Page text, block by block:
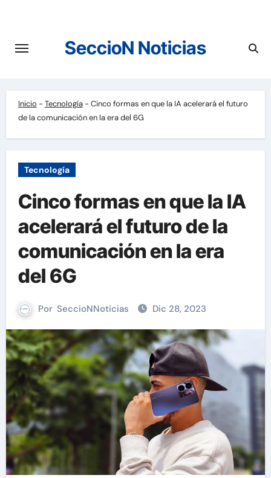
contenido
SeccioN Noticias
Inicio - Tecnología- Cinco formas en que la IA acelerará el futuro
de la comunicación en la era del 6G
Tecnología
Cinco formas en que la IA
acelerará el futuro de la
comunicación en la era
del 6G
Por SeccioNNoticias Dic 28, 2023